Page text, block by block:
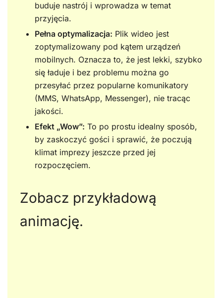
buduje nastrój i wprowadza w temat
przyjęcia.
Pełna optymalizacja: Plik wideo jest
zoptymalizowany pod kątem urządzeń
mobilnych. Oznacza to, że jest lekki, szybko
się ładuje i bez problemu można go
przesyłać przez popularne komunikatory
(MMS, WhatsApp, Messenger), nie tracąc
jakości.
Efekt „Wow”: To po prostu idealny sposób,
by zaskoczyć gości i sprawić, że poczują
klimat imprezy jeszcze przed jej
rozpoczęciem.
Zobacz przykładową
animację.